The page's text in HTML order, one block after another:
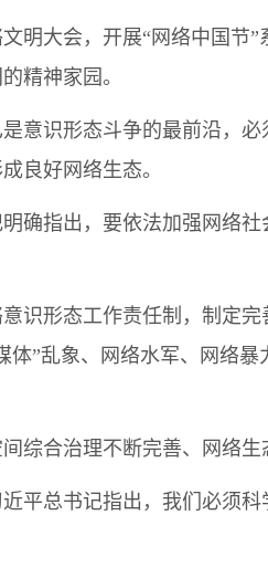
明大会，开展“网络中国
精神家园。
意识形态斗争的最前沿，
良好网络生态。
确指出，要依法加强网络
识形态工作责任制，制定
体”乱象、网络水军、网络
综合治理不断完善、网络
平总书记指出，我们必须